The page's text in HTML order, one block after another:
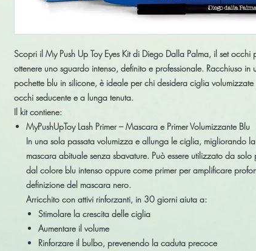
Scopri il My Push Up Toy Eyes Kit di Diego Dalla Palma, il set occhi
ottenere uno sguardo intenso, definito e professionale. Racchiuso in
pochette blu in silicone, è ideale per chi desidera ciglia volumizzate
occhi seducente e a lunga tenuta.
Il kit contiene:
MyPushUpToy Lash Primer – Mascara e Primer Volumizzante Blu
In una sola passata volumizza e allunga le ciglia, migliorando
mascara abituale senza sbavature. Può essere utilizzato da
dal colore blu intenso oppure come primer per amplificare
definizione del mascara nero.
Arricchito con attivi rinforzanti, in 30 giorni aiuta a:
Stimolare la crescita delle ciglia
Aumentare il volume
Rinforzare il bulbo, prevenendo la caduta precoce